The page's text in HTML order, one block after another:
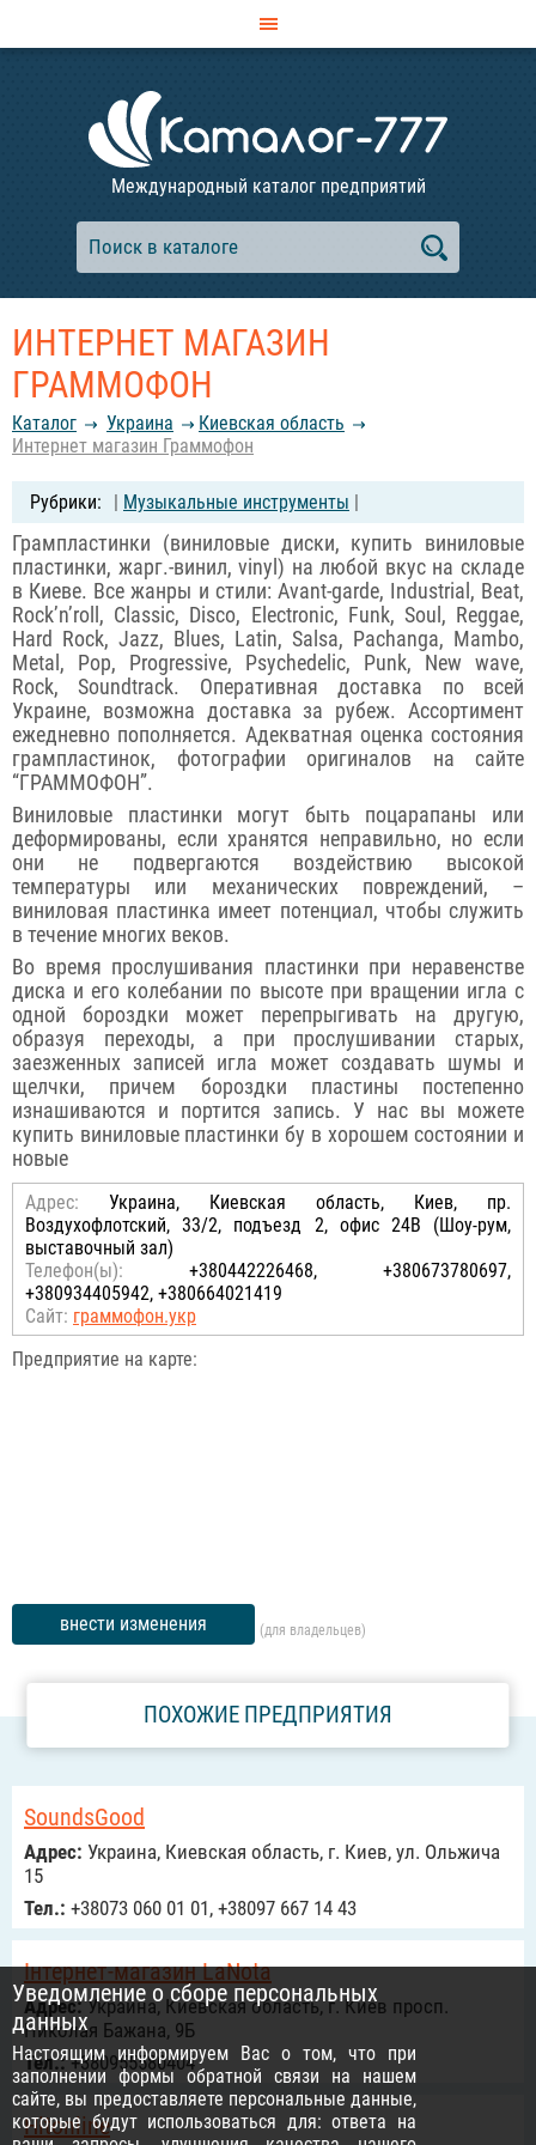
Международный каталог предприятий
ИНТЕРНЕТ МАГАЗИН
ГРАММОФОН
Каталог Украина
Киевская область
Интернет магазин Граммофон
| Музыкальные инструменты |
Грампластинки (виниловые диски, купить виниловые
пластинки, жарг.-винил, vinyl) на любой вкус на складе
в Киеве. Все жанры и стили: Avant-garde, Industrial, Beat,
Rock’n’roll, Classic, Disco, Electronic, Funk, Soul, Reggae,
Hard Rock, Jazz, Blues, Latin, Salsa, Pachanga, Mambo,
Metal, Pop, Progressive, Psychedelic, Punk, New wave,
Rock, Soundtrack. Оперативная доставка по всей
Украине, возможна доставка за рубеж. Ассортимент
ежедневно пополняется. Адекватная оценка состояния
грампластинок, фотографии оригиналов на сайте
“ГРАММОФОН”.
Виниловые пластинки могут быть поцарапаны или
деформированы, если хранятся неправильно, но если
они не подвергаются воздействию высокой
температуры или механических повреждений, –
виниловая пластинка имеет потенциал, чтобы служить
в течение многих веков.
Во время прослушивания пластинки при неравенстве
диска и его колебании по высоте при вращении игла с
одной бороздки может перепрыгивать на другую,
образуя переходы, а при прослушивании старых,
заезженных записей игла может создавать шумы и
щелчки, причем бороздки пластины постепенно
изнашиваются и портится запись. У нас вы можете
купить виниловые пластинки бу в хорошем состоянии и
новые
Адрес: Украина, Киевская область, Киев, пр.
Воздухофлотский, 33/2, подъезд 2, офис 24В (Шоу-рум,
выставочный зал)
Телефон(ы): +380442226468, +380673780697,
+380934405942, +380664021419
Сайт: граммофон.укр
Предприятие на карте:
внести изменения (для владельцев)
ПОХОЖИЕ ПРЕДПРИЯТИЯ
SoundsGood
Адрес: Украина, Киевская область, г. Киев, ул. Ольжича
15
Тел.: +38073 060 01 01, +38097 667 14 43
Інтернет-магазин LaNota
Адрес:Украина, Киевская область, г. Киев просп.
Николая Бажана, 9Б
Тел.:+380955580404
Hitonline
Уведомление о сборе персональных
данных
Настоящим информируем Вас о том, что при
заполнении формы обратной связи на нашем
сайте, вы предоставляете персональные данные,
которые будут использоваться для: ответа на